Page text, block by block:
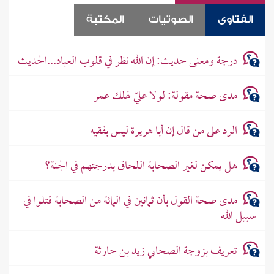
الفتاوى الصوتيات المكتبة
درجة ومعنى حديث: إن الله نظر في قلوب العباد...الحديث
مدى صحة مقولة: لولا عليّ لهلك عمر
الرد على من قال إن أبا هريرة ليس بفقيه
هل يمكن لغير الصحابة اللحاق بدرجتهم في الجنة؟
مدى صحة القول بأن ثمانين في المائة من الصحابة قتلوا في
سبيل الله
تعريف بزوجة الصحابي زيد بن حارثة